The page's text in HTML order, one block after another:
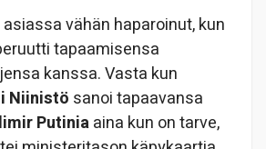
vähän haparoinut, kun
tapaamisensa
kanssa. Vasta kun
Niinistö sanoi tapaavansa
Putiniaaina kun on tarve,